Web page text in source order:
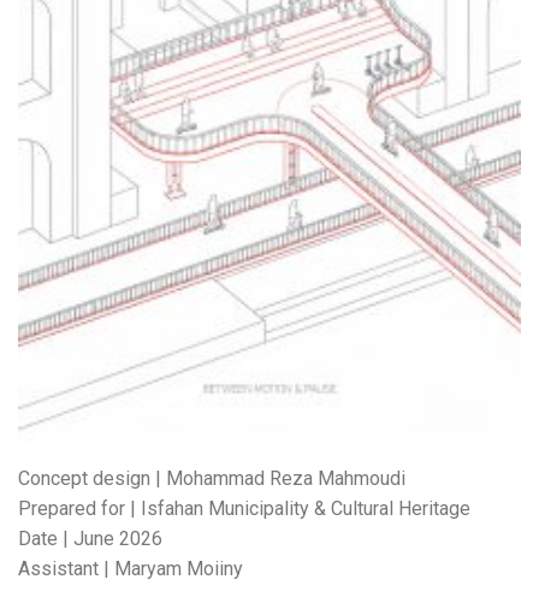
Concept design | Mohammad Reza Mahmoudi
Prepared for | Isfahan Municipality & Cultural Heritage
Date | June 2026
Assistant | Maryam Moiiny